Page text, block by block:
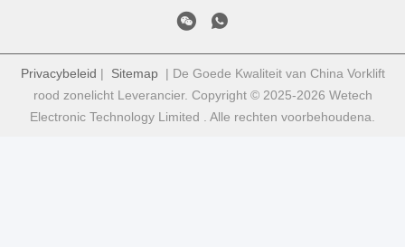
Privacybeleid | Sitemap| De Goede Kwaliteit van China Vorklift
rood zonelicht Leverancier. Copyright © 2025-2026 Wetech
Electronic Technology Limited . Alle rechten voorbehoudena.